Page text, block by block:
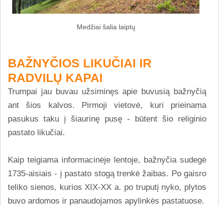
Medžiai šalia laiptų
BAŽNYČIOS LIKUČIAI IR
RADVILŲ KAPAI
Trumpai jau buvau užsiminęs apie buvusią bažnyčią
ant šios kalvos. Pirmoji vietovė, kuri prieinama
pasukus taku į šiaurinę pusę - būtent šio religinio
pastato likučiai.
Kaip teigiama informacinėje lentoje, bažnyčia sudegė
1735-aisiais - į pastato stogą trenkė žaibas. Po gaisro
teliko sienos, kurios XIX-XX a. po truputį nyko, plytos
buvo ardomos ir panaudojamos apylinkės pastatuose.